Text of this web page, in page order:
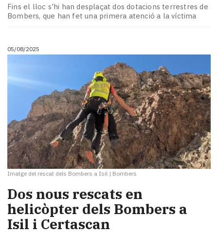
Fins el lloc s'hi han desplaçat dos dotacions terrestres de
Bombers, que han fet una primera atenció a la víctima
05/08/2025
Imatge del rescat dels Bombers a Isil | Bombers
Dos nous rescats en
helicòpter dels Bombers a
Isil i Certascan